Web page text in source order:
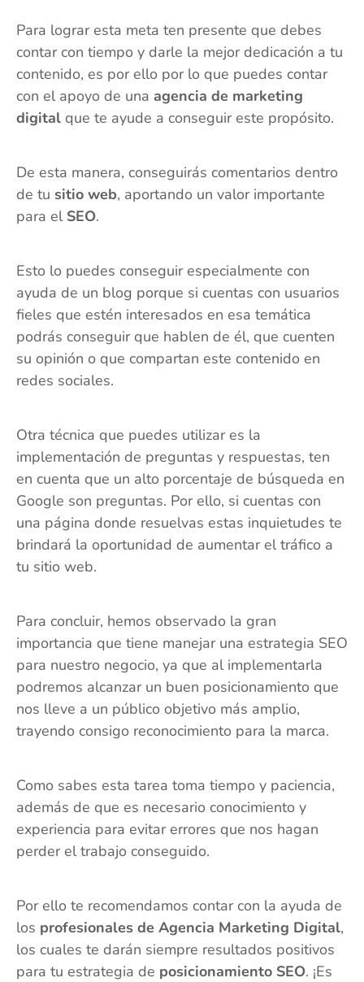
Para lograr esta meta ten presente que debes
contar con tiempo y darle la mejor dedicación a tu
contenido, es por ello por lo que puedes contar
con el apoyo de una agencia de marketing
digital que te ayude a conseguir este propósito.
De esta manera, conseguirás comentarios dentro
de tu sitio web, aportando un valor importante
para el SEO.
Esto lo puedes conseguir especialmente con
ayuda de un blog porque si cuentas con usuarios
fieles que estén interesados en esa temática
podrás conseguir que hablen de él, que cuenten
su opinión o que compartan este contenido en
redes sociales.
Otra técnica que puedes utilizar es la
implementación de preguntas y respuestas, ten
en cuenta que un alto porcentaje de búsqueda en
Google son preguntas. Por ello, si cuentas con
una página donde resuelvas estas inquietudes te
brindará la oportunidad de aumentar el tráfico a
tu sitio web.
Para concluir, hemos observado la gran
importancia que tiene manejar una estrategia SEO
para nuestro negocio, ya que al implementarla
podremos alcanzar un buen posicionamiento que
nos lleve a un público objetivo más amplio,
trayendo consigo reconocimiento para la marca.
Como sabes esta tarea toma tiempo y paciencia,
además de que es necesario conocimiento y
experiencia para evitar errores que nos hagan
perder el trabajo conseguido.
Por ello te recomendamos contar con la ayuda de
los profesionales de Agencia Marketing Digital,
los cuales te darán siempre resultados positivos
para tu estrategia de posicionamiento SEO. ¡Es